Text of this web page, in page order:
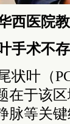
西医院
手术不
状叶（
在于该
脉等关